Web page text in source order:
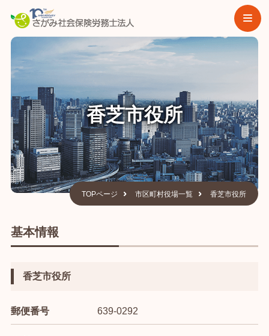
香芝市役所
TOPページ 市区町村役場一覧 香芝市役所
基本情報
香芝市役所
郵便番号 639-0292